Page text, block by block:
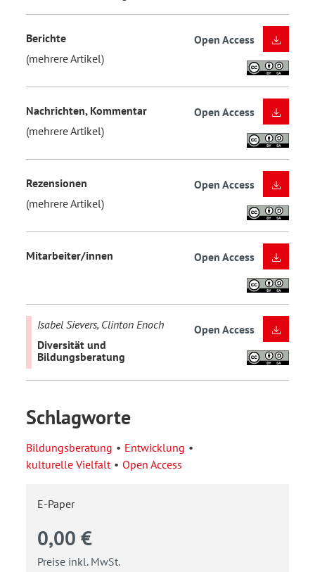
Berichte
(mehrere Artikel)
Open Access
Nachrichten, Kommentar
(mehrere Artikel)
Open Access
Rezensionen
(mehrere Artikel)
Open Access
Mitarbeiter/innen Open Access
Isabel Sievers, Clinton Enoch
Diversität und
Bildungsberatung
Open Access
Schlagworte
Bildungsberatung
Entwicklung
kulturelle Vielfalt
Open Access
E-Paper
0,00 €
Preise inkl. MwSt.